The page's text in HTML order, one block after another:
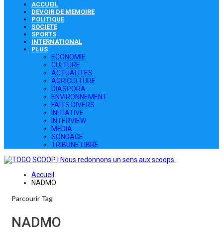
ACCUEIL
DEVOIR DE MEMOIRE
POLITIQUE
SOCIETE
SPORTS
INTERNATIONAL
PLUS
ECONOMIE
CULTURE
ACTUALITES
AGRICULTURE
DIASPORA
ENVIRONNEMENT
FAITS DIVERS
INITIATIVE
INTERVIEW
MEDIA
SONDAGE
TRIBUNE LIBRE
Accueil
NADMO
Parcourir Tag
NADMO